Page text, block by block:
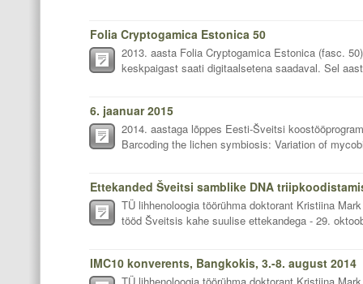
Folia Cryptogamica Estonica 50
2013. aasta Folia Cryptogamica Estonica (fasc.
keskpaigast saati digitaalsetena saadaval. Sel
6. jaanuar 2015
2014. aastaga lõppes Eesti-Šveitsi
Barcoding the lichen symbiosis: Variation of
Ettekanded Šveitsi samblike DNA
TÜ lihhenoloogia töörühma doktorant Kristiina
tööd Šveitsis kahe suulise ettekandega - 29.
IMC10 konverents, Bangkokis, 3.-8. august 2014
TÜ lihhenoloogia töörühma doktorant Kristiina